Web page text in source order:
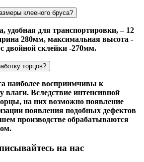
клееного бруса?
удобная для транспортировки, – 12
280мм, максимальная высота -
двойной склейки -270мм.
торцов?
наиболее восприимчивы к
влаги. Вследствие интенсивной
на них возможно появление
появления подобных дефектов
производстве обрабатываются
на нас